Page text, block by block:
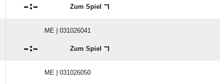
: Zum Spiel
ME | 031026041
: Zum Spiel
ME | 031026050